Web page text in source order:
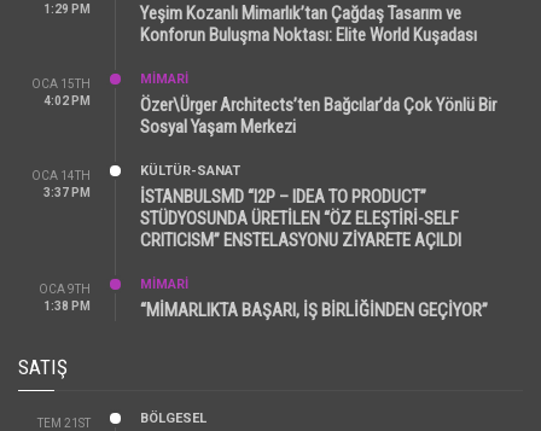
1:29 PM
Yeşim Kozanlı Mimarlık’tan Çağdaş Tasarım ve
Konforun Buluşma Noktası: Elite World Kuşadası
OCA 15TH
4:02 PM
MİMARİ
Özer\Ürger Architects’ten Bağcılar’da Çok Yönlü Bir
Sosyal Yaşam Merkezi
OCA 14TH
3:37 PM
KÜLTÜR-SANAT
İSTANBULSMD “I2P – IDEA TO PRODUCT”
STÜDYOSUNDA ÜRETİLEN “ÖZ ELEŞTİRİ-SELF
CRITICISM” ENSTELASYONU ZİYARETE AÇILDI
OCA 9TH
1:38 PM
MİMARİ
“MİMARLIKTA BAŞARI, İŞ BİRLİĞİNDEN GEÇİYOR”
SATIŞ
TEM 21ST
BÖLGESEL